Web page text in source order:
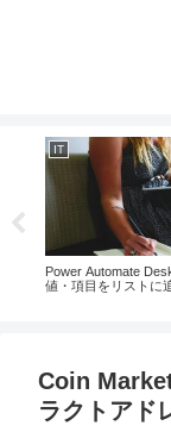
IT
Power Automate
値・項目をリストに
Coin
ラクトアド